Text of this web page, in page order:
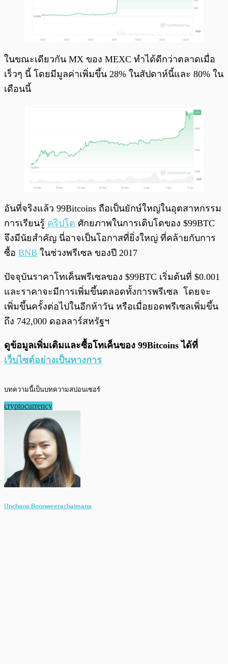
ในขณะเดียวกัน MX ของ MEXC ทำได้ดีกว่าตลาดเมื่อ
เร็วๆ นี้ โดยมีมูลค่าเพิ่มขึ้น 28% ในสัปดาห์นี้และ 80% ใน
เดือนนี้
อันที่จริงแล้ว 99Bitcoins ถือเป็นยักษ์ใหญ่ในอุตสาหกรรม
การเรียนรู้ คริปโต ศักยภาพในการเติบโตของ $99BTC
จึงมีนัยสำคัญ นี่อาจเป็นโอกาสที่ยิ่งใหญ่ ที่คล้ายกับการ
ซื้อ BNB ในช่วงพรีเซล ของปี 2017
ปัจจุบันราคาโทเค็นพรีเซลของ $99BTC เริ่มต้นที่ $0.001
และราคาจะมีการเพิ่มขึ้นตลอดทั้งการพรีเซล โดยจะ
เพิ่มขึ้นครั้งต่อไปในอีกห้าวัน หรือเมื่อยอดพรีเซลเพิ่มขึ้น
ถึง 742,000 ดอลลาร์สหรัฐฯ
ดูข้อมูลเพิ่มเติมและซื้อโทเค็นของ 99Bitcoins ได้ที่
เว็บไซต์อย่างเป็นทางการ
บทความนี้เป็นบทความสปอนเซอร์
cryptocurrency
Unchana Boonweerachaimana